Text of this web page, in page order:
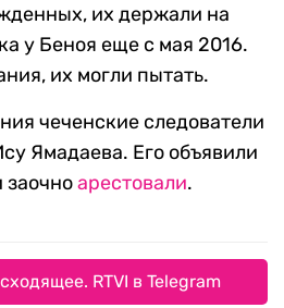
их держали на
у Беноя еще с мая 2016.
их могли пытать.
чеченские следователи
Ямадаева. Его объявили
заочноарестовали.
RTVI в Telegram